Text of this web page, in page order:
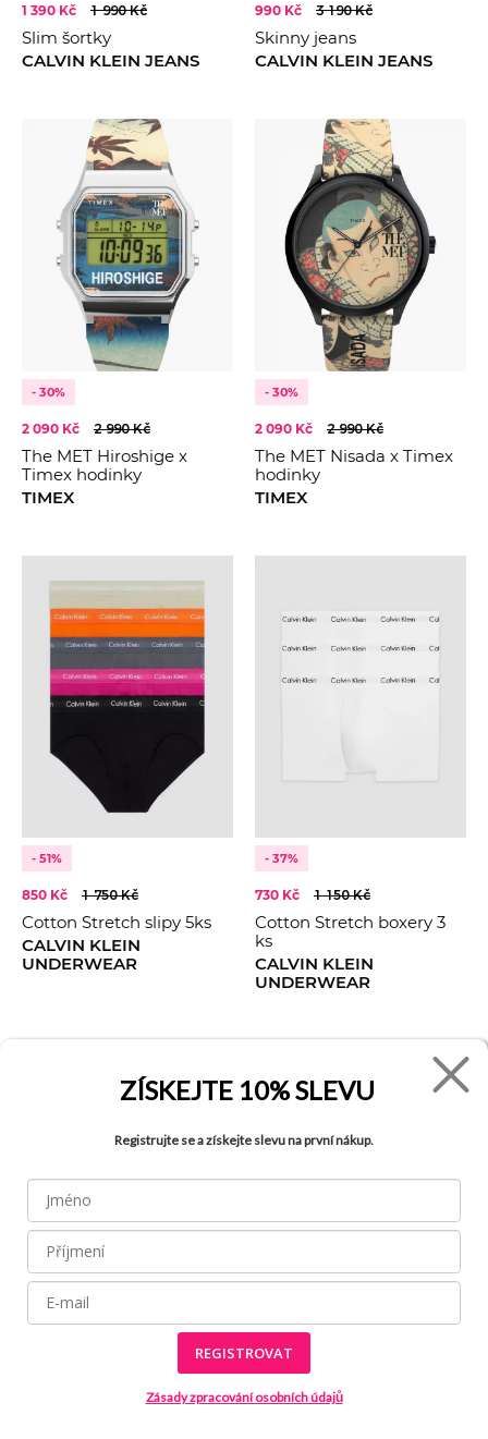
1 390 Kč 1 990 Kč
Slim šortky
CALVIN KLEIN JEANS
990 Kč 3 190 Kč
Skinny jeans
CALVIN KLEIN JEANS
- 30%
2 090 Kč 2 990 Kč
The MET Hiroshige x
Timex hodinky
TIMEX
- 30%
2 090 Kč 2 990 Kč
The MET Nisada x Timex
hodinky
TIMEX
- 51%
850 Kč 1 750 Kč
Cotton Stretch slipy 5ks
CALVIN KLEIN
UNDERWEAR
- 37%
730 Kč 1 150 Kč
Cotton Stretch boxery 3
ks
CALVIN KLEIN
UNDERWEAR
1 990 Kč
Mix Suede kotníková
ZÍSKEJTE 10% SLEVU
Registrujte se a získejte slevu na první nákup.
REGISTROVAT
Zásady zpracování osobních údajů